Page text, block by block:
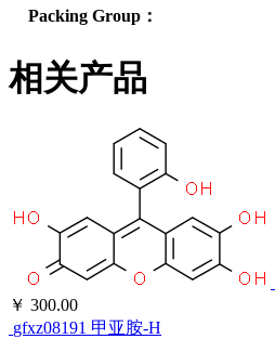
Packing Group：
相关产品
￥ 300.00
gfxz08191 甲亚胺-H